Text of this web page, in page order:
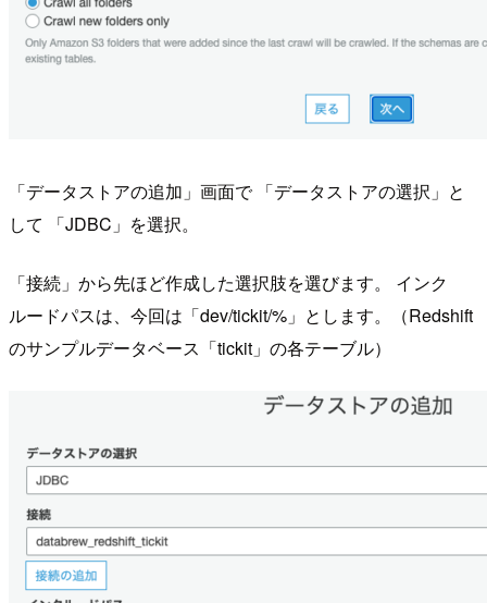
「データストアの追加」画面で 「データストアの選択」と
して 「JDBC」を選択。
「接続」から先ほど作成した選択肢を選びます。 インク
ルードパスは、今回は「dev/tickit/%」とします。（Redshift
のサンプルデータベース「tickit」の各テーブル）